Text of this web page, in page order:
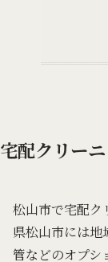
宅配クリー
松山市で宅配ク
県松山市には
管などのオプシ